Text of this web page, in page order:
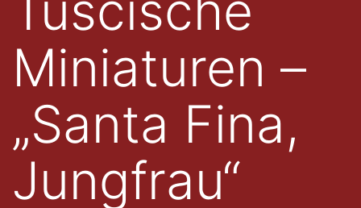
Miniaturen –
„Santa Fina,
Jungfrau“